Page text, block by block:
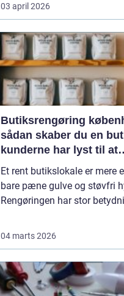
03 april 2026
Butiksrengøring
sådan skaber du en
kunderne har lyst til at
komme tilbage til
Et rent butikslokale er mere
bare pæne gulve og støvfri
Rengøringen har stor
04 marts 2026